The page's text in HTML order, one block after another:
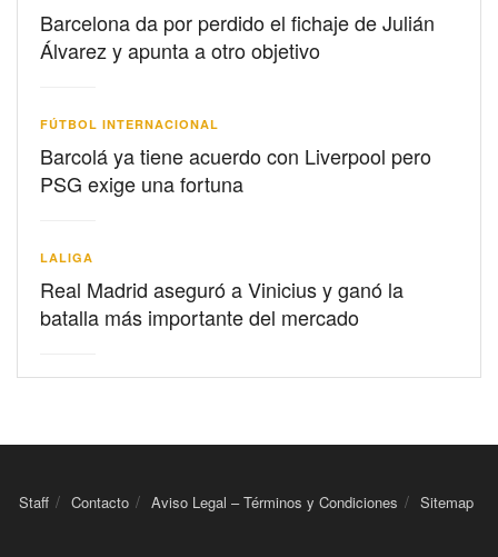
Barcelona da por perdido el fichaje de Julián
Álvarez y apunta a otro objetivo
FÚTBOL INTERNACIONAL
Barcolá ya tiene acuerdo con Liverpool pero
PSG exige una fortuna
LALIGA
Real Madrid aseguró a Vinicius y ganó la
batalla más importante del mercado
Staff Contacto Aviso Legal – Términos y Condiciones Sitemap